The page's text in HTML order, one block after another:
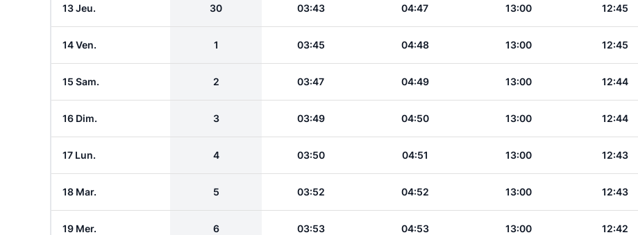
13 Jeu. 30 03:43 04:47 13:00 12:45
14 Ven. 1 03:45 04:48 13:00 12:45
15 Sam. 2 03:47 04:49 13:00 12:44
16 Dim. 3 03:49 04:50 13:00 12:44
17 Lun. 4 03:50 04:51 13:00 12:43
18 Mar. 5 03:52 04:52 13:00 12:43
19 Mer. 6 03:53 04:53 13:00 12:42